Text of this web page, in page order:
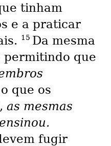
tinham
e a praticar
15 Da mesma
permitindo que
que os
as mesmas
fugir